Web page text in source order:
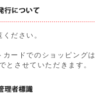
ください。
ードでのショッピングは
とさせていただきます。